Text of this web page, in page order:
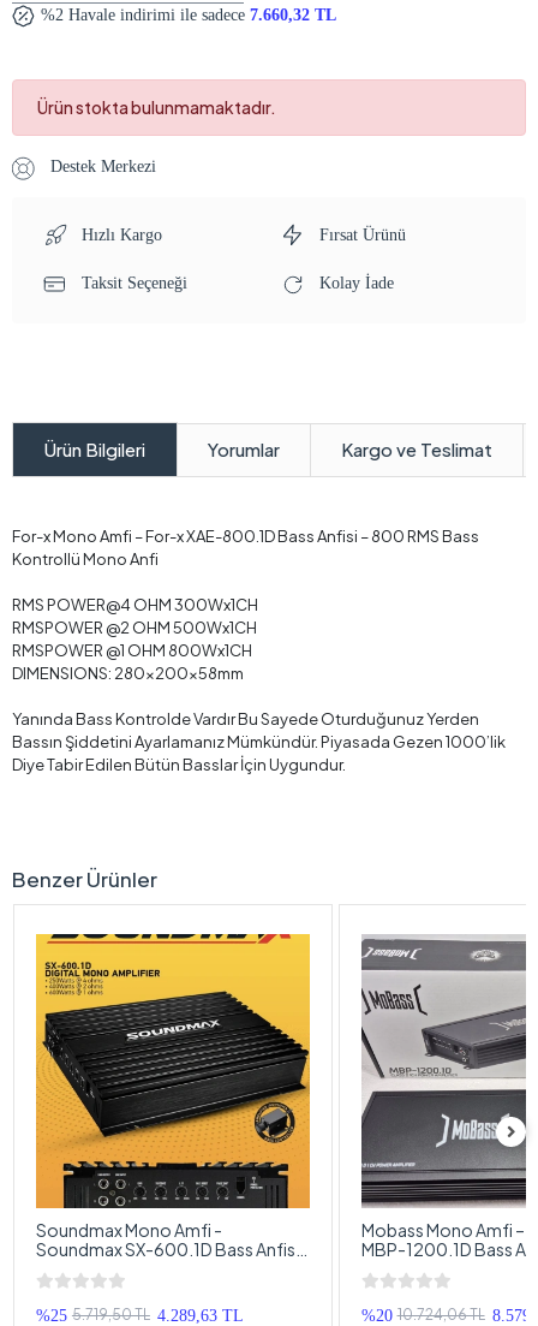
%2 Havale indirimi ile sadece 7.660,32 TL
Ürün stokta bulunmamaktadır.
Destek Merkezi
Hızlı Kargo Fırsat Ürünü
Taksit Seçeneği Kolay İade
Ürün Bilgileri Yorumlar Kargo ve Teslimat
For-x Mono Amfi – For-x XAE-800.1D Bass Anfisi – 800 RMS Bass
Kontrollü Mono Anfi
RMS POWER@4 OHM 300Wx1CH
RMSPOWER @2 OHM 500Wx1CH
RMSPOWER @1 OHM 800Wx1CH
DIMENSIONS: 280x200x58mm
Yanında Bass Kontrolde Vardır Bu Sayede Oturduğunuz Yerden
Bassın Şiddetini Ayarlamanız Mümkündür. Piyasada Gezen 1000’lik
Diye Tabir Edilen Bütün Basslar İçin Uygundur.
Benzer Ürünler
Soundmax Mono Amfi -
Soundmax SX-600.1D Bass Anfisi
- 600RMS
%25 5.719,50 TL 4.289,63 TL
Mobass Mono Amfi –
MBP-1200.1D Bass
Kontrollü Mono Anfi
%20 10.724,06 TL